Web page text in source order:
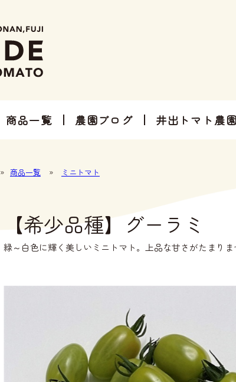
商品一覧 農園ブログ 井出トマト農
» 商品一覧 » ミニトマト
【希少品種】グーラミ
緑～白色に輝く美しいミニトマト。上品な甘さがたまりま